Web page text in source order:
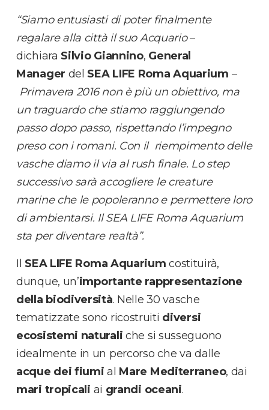
“Siamo entusiasti di poter finalmente
regalare alla città il suo Acquario–
dichiara Silvio Giannino, General
Manager del SEA LIFE Roma Aquarium –
Primavera 2016 non è più un obiettivo, ma
un traguardo che stiamo raggiungendo
passo dopo passo, rispettando l’impegno
preso con i romani. Con il riempimento delle
vasche diamo il via al rush finale. Lo step
successivo sarà accogliere le creature
marine che le popoleranno e permettere loro
di ambientarsi. Il SEA LIFE Roma Aquarium
sta per diventare realtà”.
Il SEA LIFE Roma Aquarium costituirà,
dunque, un’importante rappresentazione
della biodiversità. Nelle 30 vasche
tematizzate sono ricostruiti diversi
ecosistemi naturali che si susseguono
idealmente in un percorso che va dalle
acque dei fiumi al Mare Mediterraneo, dai
mari tropicali ai grandi oceani.